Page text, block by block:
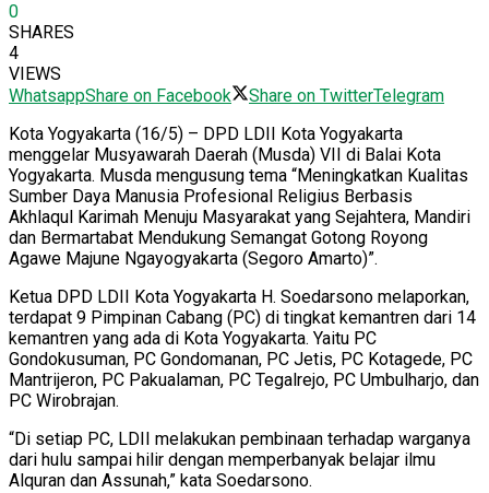
0
SHARES
4
VIEWS
WhatsappShare on Facebook Share on TwitterTelegram
Kota Yogyakarta (16/5) – DPD LDII Kota Yogyakarta
menggelar Musyawarah Daerah (Musda) VII di Balai Kota
Yogyakarta. Musda mengusung tema “Meningkatkan Kualitas
Sumber Daya Manusia Profesional Religius Berbasis
Akhlaqul Karimah Menuju Masyarakat yang Sejahtera, Mandiri
dan Bermartabat Mendukung Semangat Gotong Royong
Agawe Majune Ngayogyakarta (Segoro Amarto)”.
Ketua DPD LDII Kota Yogyakarta H. Soedarsono melaporkan,
terdapat 9 Pimpinan Cabang (PC) di tingkat kemantren dari 14
kemantren yang ada di Kota Yogyakarta. Yaitu PC
Gondokusuman, PC Gondomanan, PC Jetis, PC Kotagede, PC
Mantrijeron, PC Pakualaman, PC Tegalrejo, PC Umbulharjo, dan
PC Wirobrajan.
“Di setiap PC, LDII melakukan pembinaan terhadap warganya
dari hulu sampai hilir dengan memperbanyak belajar ilmu
Alquran dan Assunah,” kata Soedarsono.